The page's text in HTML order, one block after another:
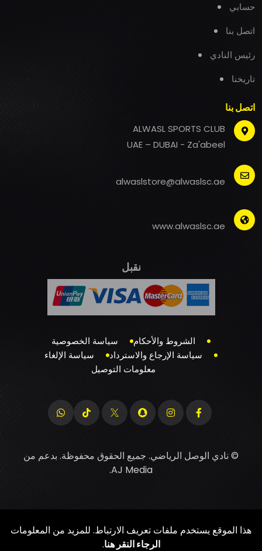
حسابي
اتصل بنا
رئيس النادي
تاريخنا
اتصل بنا
ALWASL SPORTS CLUB
UAE – DUBAI - Za'abeel
alwaslstore@alwaslsc.ae
www.alwaslsc.ae
نقبل
الشروط والأحكام
سياسة الخصوصية
سياسة الإرجاع والاسترداد
سياسة الإلغاء
معلومات التوصيل
© نادي الوصل الرياضي. جميع الحقوق محفوظة. بدعم من
AJ Media
.
هذا الموقع يستخدم ملفات تعريف الارتباط. للمزيد من المعلومات
الرجاء النقر هنا.